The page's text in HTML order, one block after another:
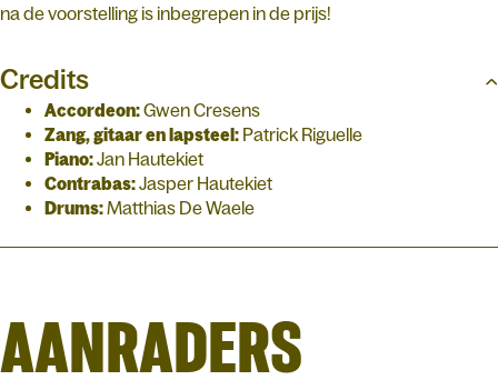
na de voorstelling is inbegrepen in de prijs!
Credits
Accordeon:Gwen Cresens
Zang, gitaar en lapsteel: Patrick Riguelle
Piano:Jan Hautekiet
Contrabas:Jasper Hautekiet
Drums:Matthias De Waele
AANRADERS